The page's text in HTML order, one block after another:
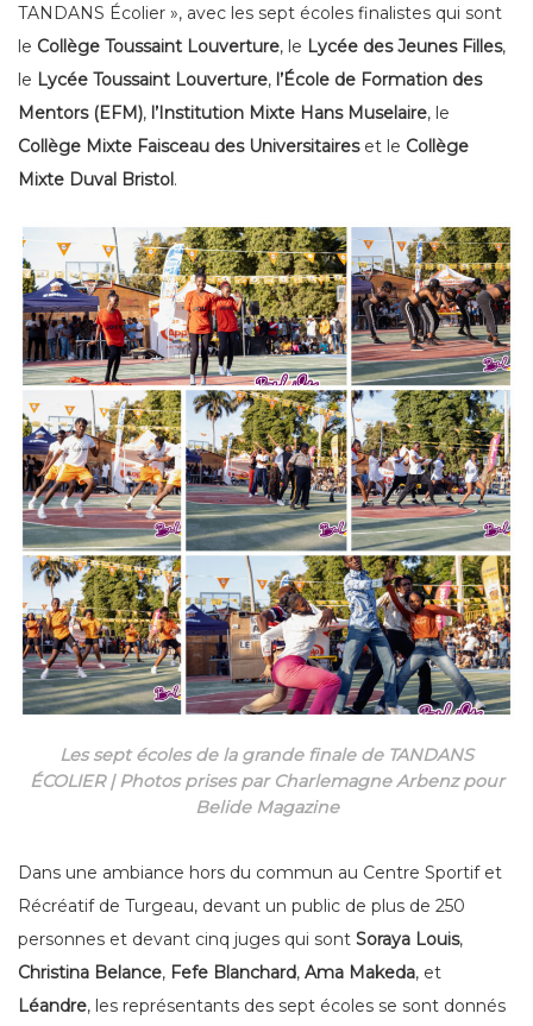
TANDANS Écolier », avec les sept écoles finalistes qui sont
le Collège Toussaint Louverture, le Lycée des Jeunes Filles,
le Lycée Toussaint Louverture, l’École de Formation des
Mentors (EFM), l’Institution Mixte Hans Muselaire, le
Collège Mixte Faisceau des Universitaireset le Collège
Mixte Duval Bristol.
Les sept écoles de la grande finale de TANDANS
ÉCOLIER | Photos prises par Charlemagne Arbenz pour
Belide Magazine
Dans une ambiance hors du commun au Centre Sportif et
Récréatif de Turgeau, devant un public de plus de 250
personnes et devant cinq juges qui sont Soraya Louis,
Christina Belance, Fefe Blanchard, Ama Makeda, et
Léandre, les représentants des sept écoles se sont donnés